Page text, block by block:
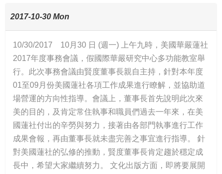
2017-10-30 Mon
10/30/2017 10月30 日 (週一) 上午九時，美國華嚴蓮社
2017年度事務會議，假國際華嚴研究中心多功能教室舉
行。此次事務會議由賢度董事長親自主持，針對本年度
01至09月份美國蓮社各項工作成果進行瞭解，並協助道
場營運的方向性指導。會議上，董事長首先說明此次來
美的目的，及肯定常住執事和職員們過去一年來，在美
國蓮社付出的辛勞與努力，接著由各部門執事進行工作
成果會報，再由董事長就未盡完善之事宜進行指導。 針
對美國蓮社的弘修的推動，賢度董事長肯定趨於穩定成
長中，希望大家繼續努力。 文化出版方面，即將要展開